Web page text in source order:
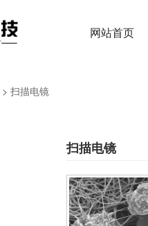
网站首页
> 扫描电镜
扫描电镜